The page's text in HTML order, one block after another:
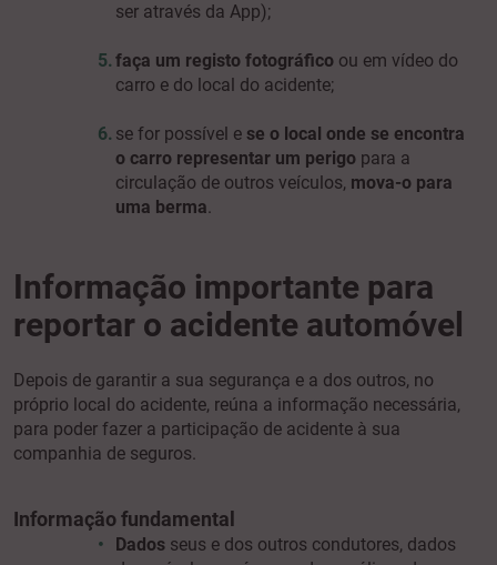
ser através da App);
faça um registo fotográfico ou em vídeo do
carro e do local do acidente;
se for possível e se o local onde se encontra
o carro representar um perigo para a
circulação de outros veículos, mova-o para
uma berma.
Informação importante para
reportar o acidente automóvel
Depois de garantir a sua segurança e a dos outros, no
próprio local do acidente, reúna a informação necessária,
para poder fazer a participação de acidente à sua
companhia de seguros.
Informação fundamental
Dados seus e dos outros condutores, dados